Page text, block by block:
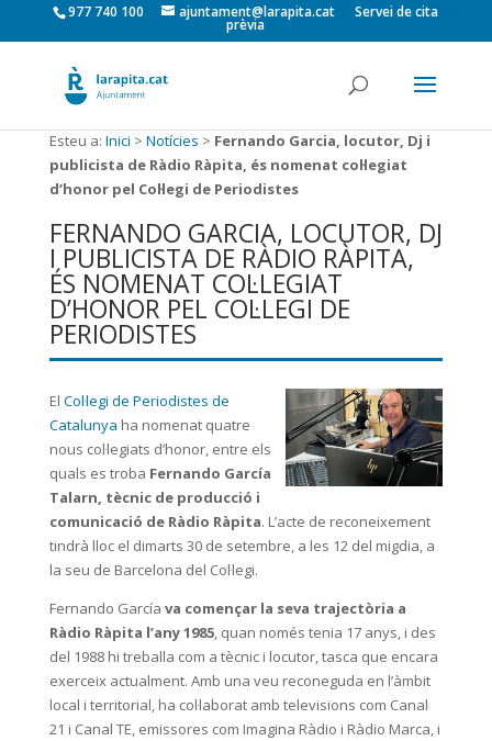
977 740 100 ajuntament@larapita.cat Servei de cita
prèvia
Esteu a: Inici > Notícies > Fernando Garcia, locutor, Dj i
publicista de Ràdio Ràpita, és nomenat col·legiat
d’honor pel Col·legi de Periodistes
FERNANDO GARCIA, LOCUTOR, DJ
I PUBLICISTA DE RÀDIO RÀPITA,
ÉS NOMENAT COL·LEGIAT
D’HONOR PEL COL·LEGI DE
PERIODISTES
El Col·legi de Periodistes de
Catalunya ha nomenat quatre
nous col·legiats d’honor, entre els
quals es troba Fernando García
Talarn, tècnic de producció i
comunicació de Ràdio Ràpita. L’acte de reconeixement
tindrà lloc el dimarts 30 de setembre, a les 12 del migdia, a
la seu de Barcelona del Col·legi.
Fernando García va començar la seva trajectòria a
Ràdio Ràpita l’any 1985, quan només tenia 17 anys, i des
del 1988 hi treballa com a tècnic i locutor, tasca que encara
exerceix actualment. Amb una veu reconeguda en l’àmbit
local i territorial, ha col·laborat amb televisions com Canal
21 i Canal TE, emissores com Imagina Ràdio i Ràdio Marca, i